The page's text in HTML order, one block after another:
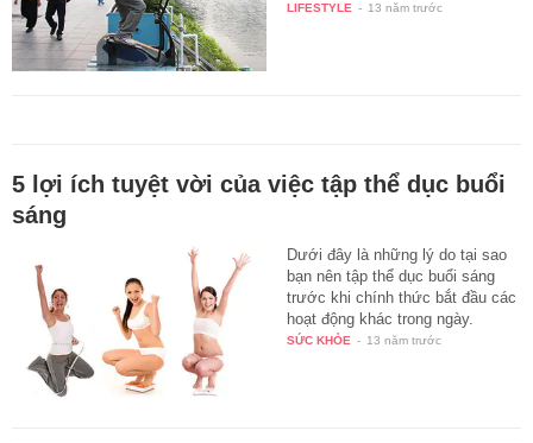
LIFESTYLE - 13 năm trước
5 lợi ích tuyệt vời của việc tập thể dục buổi
sáng
Dưới đây là những lý do tại sao
bạn nên tập thể dục buổi sáng
trước khi chính thức bắt đầu các
hoạt động khác trong ngày.
SỨC KHỎE - 13 năm trước